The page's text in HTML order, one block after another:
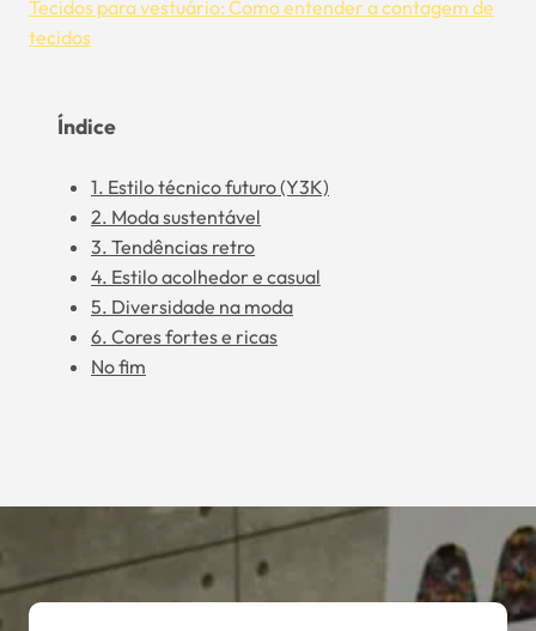
Tecidos para vestuário: Como entender a contagem de
tecidos
Índice
1. Estilo técnico futuro (Y3K)
2. Moda sustentável
3. Tendências retro
4. Estilo acolhedor e casual
5. Diversidade na moda
6. Cores fortes e ricas
No fim